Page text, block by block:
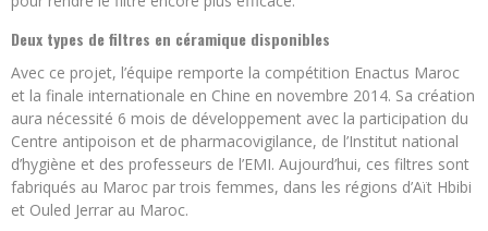
Deux types de filtres en céramique disponibles
Avec ce projet, l’équipe remporte la compétition Enactus Maroc
et la finale internationale en Chine en novembre 2014. Sa création
aura nécessité 6 mois de développement avec la participation du
Centre antipoison et de pharmacovigilance, de l’Institut national
d’hygiène et des professeurs de l’EMI. Aujourd’hui, ces filtres sont
fabriqués au Maroc par trois femmes, dans les régions d’Aït Hbibi
et Ouled Jerrar au Maroc.